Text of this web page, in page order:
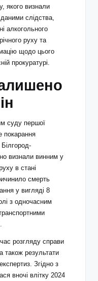
якого визнали
слідства,
алкогольного
руху та
щодо цього
прокуратурі.
суду першої
покарання
визнали винним у
в стані
смерть
у вигляді 8
з одночасним
розгляду справи
також результати
Згідно з
вночі влітку 2024